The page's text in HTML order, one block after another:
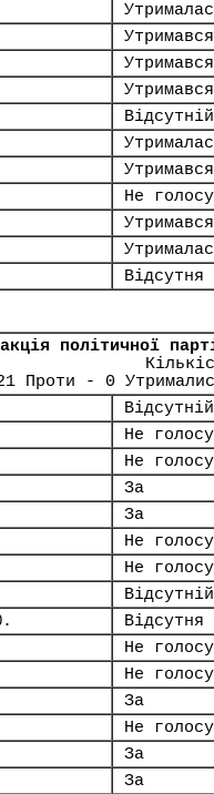
Утримався
Утримався
Утримався
Відсутній
Утримався
Не
Утримався
Відсутня
політичної
Проти - 0
Відсутній
Не
Не
За
За
Не
Не
Відсутній
Відсутня
Не
Не
За
Не
За
За